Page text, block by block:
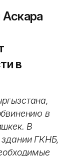
Аскара
в
в
В
ГКНБ,